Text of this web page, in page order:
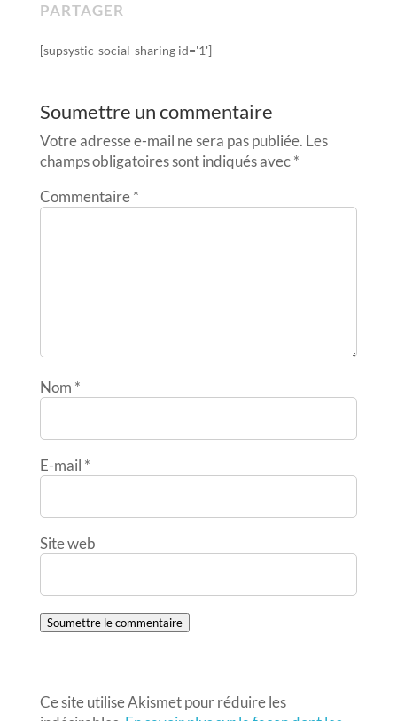
PARTAGER
[supsystic-social-sharing id='1']
Soumettre un commentaire
Votre adresse e-mail ne sera pas publiée. Les
champs obligatoires sont indiqués avec*
Commentaire*
Nom *
E-mail *
Site web
Soumettre le commentaire
Ce site utilise Akismet pour réduire les